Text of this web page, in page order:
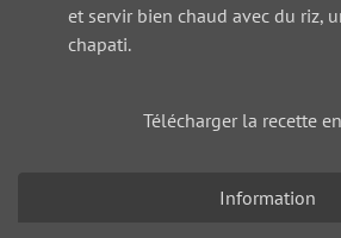
et servir bien chaud avec du riz,
chapati.
Télécharger la recette
Information